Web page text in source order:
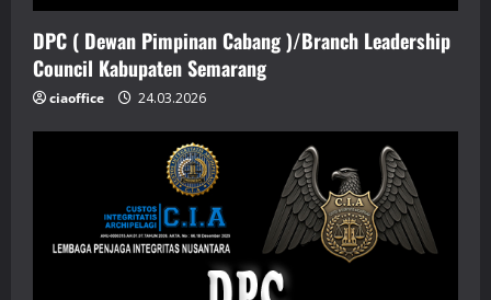
DPC ( Dewan Pimpinan Cabang )/Branch Leadership
Council Kabupaten Semarang
ciaoffice 24.03.2026